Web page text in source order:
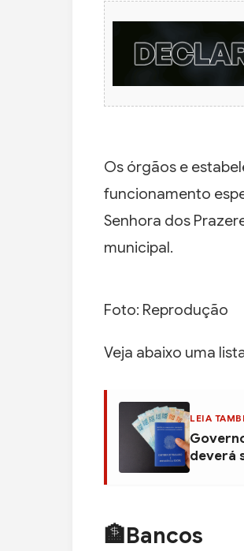
Os órgãos e
funcionamento
Senhora dos
municipal.
Foto: Reprodução
Veja abaixo uma
LEIA
deverá
🏦Bancos